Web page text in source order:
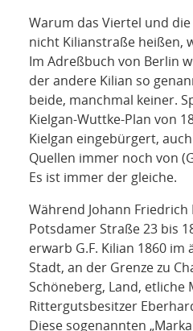
Warum das Viertel und
nicht Kilianstraße heißen,
Im Adreßbuch von Berlin
der andere Kilian so
beide, manchmal keiner.
Kielgan-Wuttke-Plan von
Kielgan eingebürgert,
Quellen immer noch von
Es ist immer der gleiche.
Während Johann
Potsdamer Straße 23 bis
erwarb G.F. Kilian 1860
Stadt, an der Grenze zu
Schöneberg, Land, etliche
Rittergutsbesitzer
Diese sogenannten